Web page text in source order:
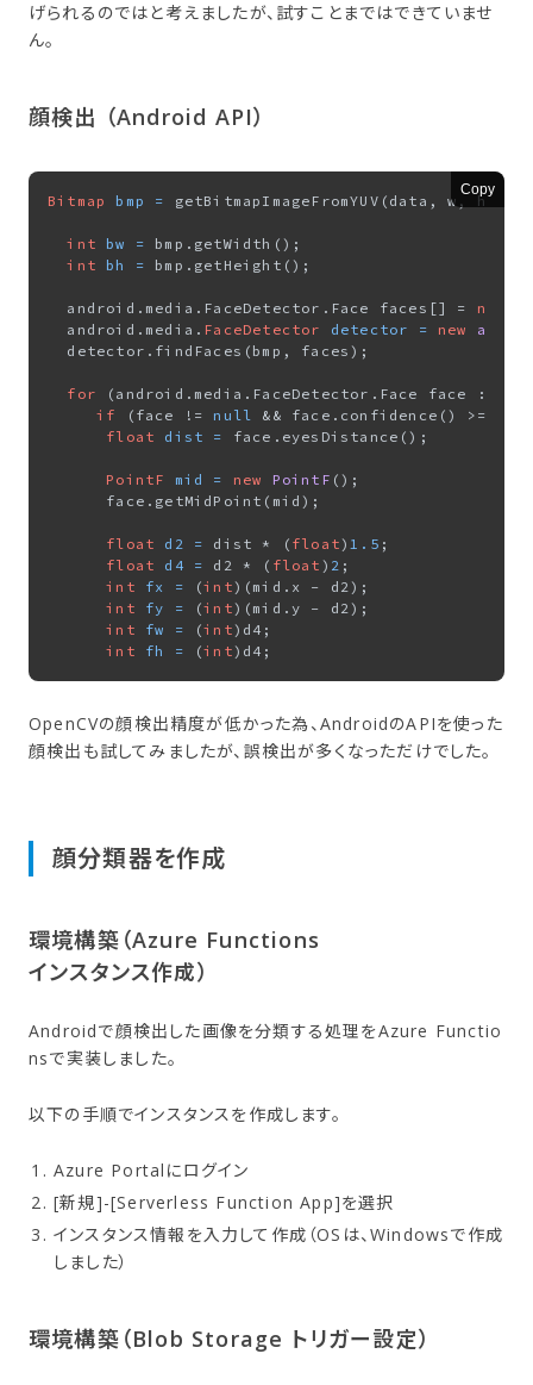
げられるのではと考えましたが、試すことまではできていませ
ん。
顔検出 ​（Android API）
Copy
Bitmap bmp = getBitmapImageFromYUV(data, w, h);
int bw = bmp.getWidth();
int
bh = bmp.getHeight();
  android.media.FaceDetector.Face faces[] =
new
  android.media.
FaceDetector detector = new
  detector.findFaces(bmp, faces);
for (android.media.FaceDetector.Face face :
if (face != null && face.confidence() >=
float
dist = face.eyesDistance();
PointF mid = new PointF ();
      face.getMidPoint(mid);
float d2 = dist * ( float)1.5 ;
float
d4 = d2 * ( float ) 2 ;
int
fx = (int)(mid.x - d2);
int
fy = (int)(mid.y - d2);
int
fw = (int)d4;
int
fh = (int
OpenCVの顔検出精度が低かった為、AndroidのAPIを使った
顔検出も試してみましたが、誤検出が多くなっただけでした。
顔分類器を​作成
環境構築​（Azure Functions
インスタンス作成）
Androidで顔検出した画像を分類する処理をAzure Functio
nsで実装しました。
以下の手順でインスタンスを作成します。
Azure Portalにログイン
[新規]-[Serverless Function App]を選択
インスタンス情報を入力して作成（OSは、Windowsで作成
しました）
環境構築​（Blob Storage トリガー設定）